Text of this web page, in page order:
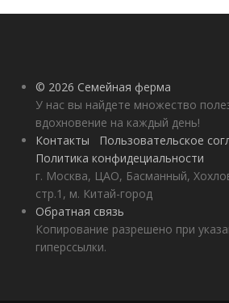
новую
© 2026 Семейная ферма
У нас вы найдете множество
вдохновение на каждый день!
Контакты
Пользовательское
Политика конфидециальности
г. Москва, ЦАО, Басманный,
стр.1, м. Китай-город
Обратная связь
Копирование разрешено при
гиперссылки.